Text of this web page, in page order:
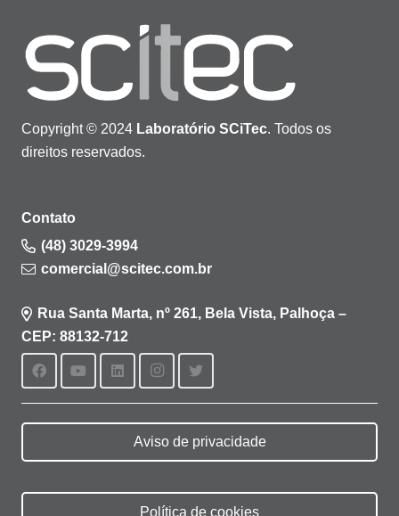
Copyright © 2024 Laboratório SCiTec. Todos os
direitos reservados.
Contato
(48) 3029-3994
comercial@scitec.com.br
Rua Santa Marta, nº 261, Bela Vista, Palhoça –
CEP: 88132-712
Aviso de privacidade
Política de cookies